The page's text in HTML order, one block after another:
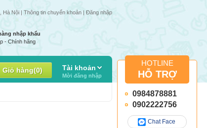
đổi
Hà Nội | Thông tin chuyển khoản | Đăng nhập
HOTLINE
HỖ TRỢ
0984878881
0902222756
Chat Face
nhập khẩu
- Chính hãng
Giỏ hàng(0) Tài khoản
Mời đăng nhập